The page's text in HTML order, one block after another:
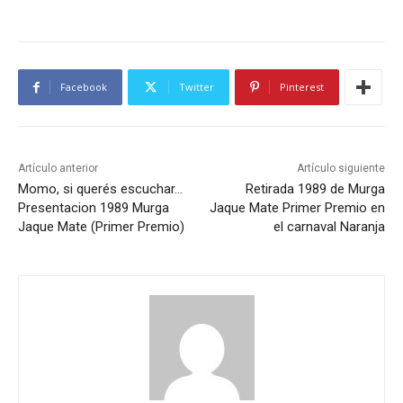
u
r
d
e
a
Facebook Twitter Pinterest
Artículo anterior
Momo, si querés escuchar…
Presentacion 1989 Murga
Jaque Mate (Primer Premio)
Artículo siguiente
Retirada 1989 de Murga
Jaque Mate Primer Premio en
el carnaval Naranja